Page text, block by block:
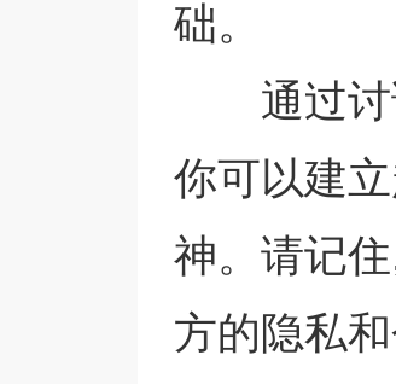
础。
通过
你可以建
神。请记
方的隐私